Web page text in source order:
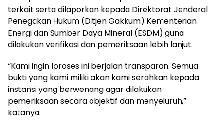
terkait serta dilaporkan kepada Direktorat Jenderal
Penegakan Hukum (Ditjen Gakkum) Kementerian
Energi dan Sumber Daya Mineral (ESDM) guna
dilakukan verifikasi dan pemeriksaan lebih lanjut.
“Kami ingin lproses ini berjalan transparan. Semua
bukti yang kami miliki akan kami serahkan kepada
instansi yang berwenang agar dilakukan
pemeriksaan secara objektif dan menyeluruh,”
katanya.